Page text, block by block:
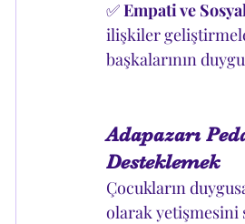
✅ Empati ve
ilişkiler
başkalarının
Adapazarı
Desteklemek
Çocukların
olarak yetişmesini